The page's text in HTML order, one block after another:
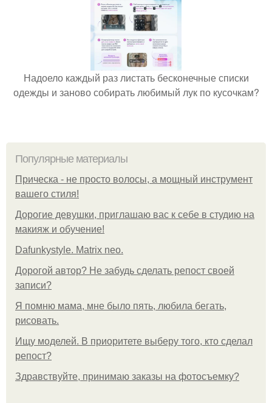
Надоело каждый раз листать бесконечные списки
одежды и заново собирать любимый лук по кусочкам?
Популярные материалы
Прическа - не просто волосы, а мощный инструмент
вашего стиля!
Дорогие девушки, приглашаю вас к себе в студию на
макияж и обучение!
Dafunkystyle. Matrix neo.
Дорогой автор? Не забудь сделать репост своей
записи?
Я помню мама, мне было пять, любила бегать,
рисовать.
Ищу моделей. В приоритете выберу того, кто сделал
репост?
Здравствуйте, принимаю заказы на фотосъемку?